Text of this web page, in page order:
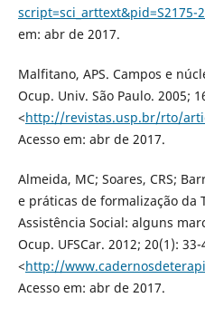
script=sci_arttext&pid=S2175-
em: abr de 2017.
Malfitano, APS. Campos e
Ocup. Univ. São Paulo. 2005;
<http://revistas.usp.br/rto/
Acesso em: abr de 2017.
Almeida, MC; Soares, CRS;
e práticas de formalização da
Assistência Social: alguns
Ocup. UFSCar. 2012; 20(1):
<http://
Acesso em: abr de 2017.